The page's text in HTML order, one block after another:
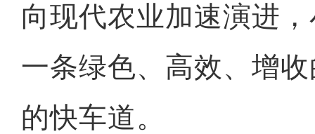
向现代农业加速演进
一条绿色、高效、增
的快车道。